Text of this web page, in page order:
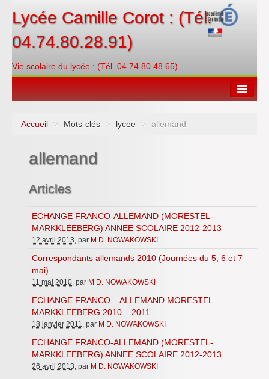
Lycée Camille Corot : (Tél.
04.74.80.28.91)
Vie scolaire du lycée : (Tél. 04.74.80.48.65)
Orientations
Contacter
Créditer/Réserver
ENT
Inforizon
Esidoc
Arena Grenoble
Accueil > Mots-clés > lycee > allemand
allemand
Articles
ECHANGE FRANCO-ALLEMAND (MORESTEL-
MARKKLEEBERG) ANNEE SCOLAIRE 2012-2013
12 avril 2013, par M D. NOWAKOWSKI
Correspondants allemands 2010 (Journées du 5, 6 et 7
mai)
11 mai 2010, par M D. NOWAKOWSKI
ECHANGE FRANCO – ALLEMAND MORESTEL –
MARKKLEEBERG 2010 – 2011
18 janvier 2011, par M D. NOWAKOWSKI
ECHANGE FRANCO-ALLEMAND (MORESTEL-
MARKKLEEBERG) ANNEE SCOLAIRE 2012-2013
26 avril 2013, par M D. NOWAKOWSKI